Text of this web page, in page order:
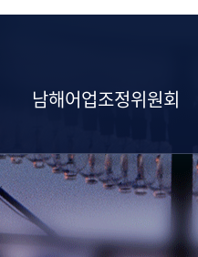
남해어업조정위원회